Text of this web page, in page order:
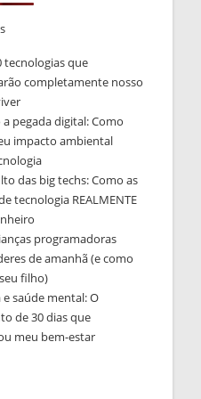
tecnologias que
completamente nosso
pegada digital: Como
impacto ambiental
das big techs: Como as
tecnologia REALMENTE
programadoras
de amanhã (e como
filho)
e saúde mental: O
de 30 dias que
meu bem-estar